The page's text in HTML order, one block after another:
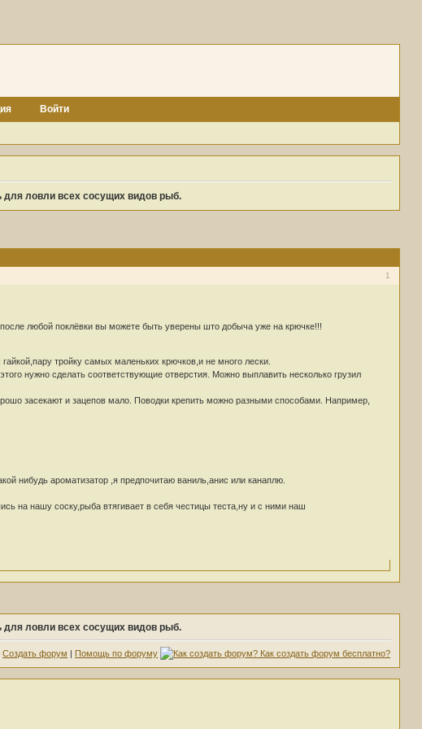
Войти
для ловли всех сосущих видов рыб.
1
любой поклёвки вы можете быть уверены што добыча уже на крючке!!!
тройку самых маленьких крючков,и не много лески.
нужно сделать соответствующие отверстия. Можно выплавить несколько грузил
засекают и зацепов мало. Поводки крепить можно разными способами. Например,
нибудь ароматизатор ,я предпочитаю ваниль,анис или канаплю.
на нашу соску,рыба втягивает в себя честицы теста,ну и с ними наш
для ловли всех сосущих видов рыб.
Создать форум | Помощь по форуму